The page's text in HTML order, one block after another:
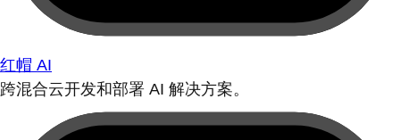
红帽 AI
跨混合云开发和部署 AI 解决方案。